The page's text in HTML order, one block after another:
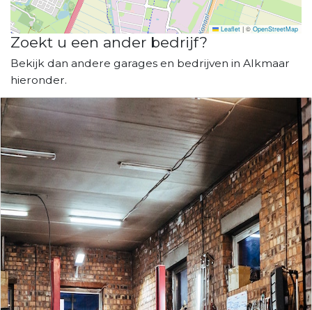
Leaflet | © OpenStreetMap
Zoekt u een ander bedrijf?
Bekijk dan andere garages en bedrijven in Alkmaar
hieronder.